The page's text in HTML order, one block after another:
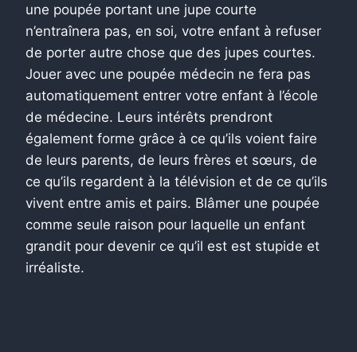
une poupée portant une jupe courte
n’entraînera pas, en soi, votre enfant à refuser
de porter autre chose que des jupes courtes.
Jouer avec une poupée médecin ne fera pas
automatiquement entrer votre enfant à l’école
de médecine. Leurs intérêts prendront
également forme grâce à ce qu’ils voient faire
de leurs parents, de leurs frères et sœurs, de
ce qu’ils regardent à la télévision et de ce qu’ils
vivent entre amis et pairs. Blâmer une poupée
comme seule raison pour laquelle un enfant
grandit pour devenir ce qu’il est est stupide et
irréaliste.